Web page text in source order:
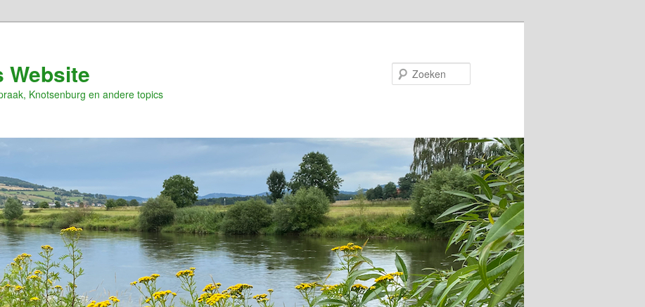
Website
Knotsenburg en andere topics